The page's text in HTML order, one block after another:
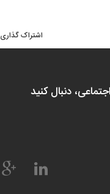
اشتراک گذاری
دنبال کنید